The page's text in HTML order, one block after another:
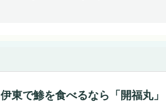
伊東で鯵を食べるなら「開福丸」